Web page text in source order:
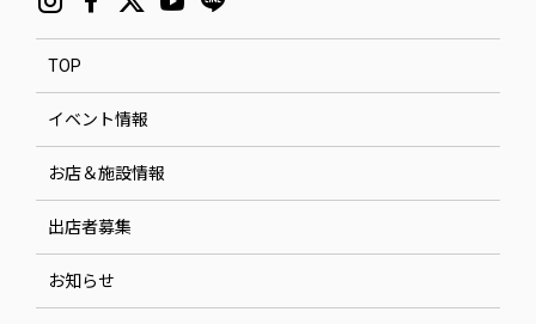
TOP
イベント情報
お店＆施設情報
出店者募集
お知らせ